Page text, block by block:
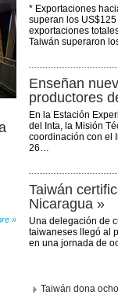
»
* Exportaciones
superan los
exportaciones
Taiwán superaron
Enseñan
productores
En la Estación
del Inta, la Misión
coordinación con el
26…
Taiwán
Nicaragua »
Una delegación de
taiwaneses llegó al
en una jornada de
Taiwán dona